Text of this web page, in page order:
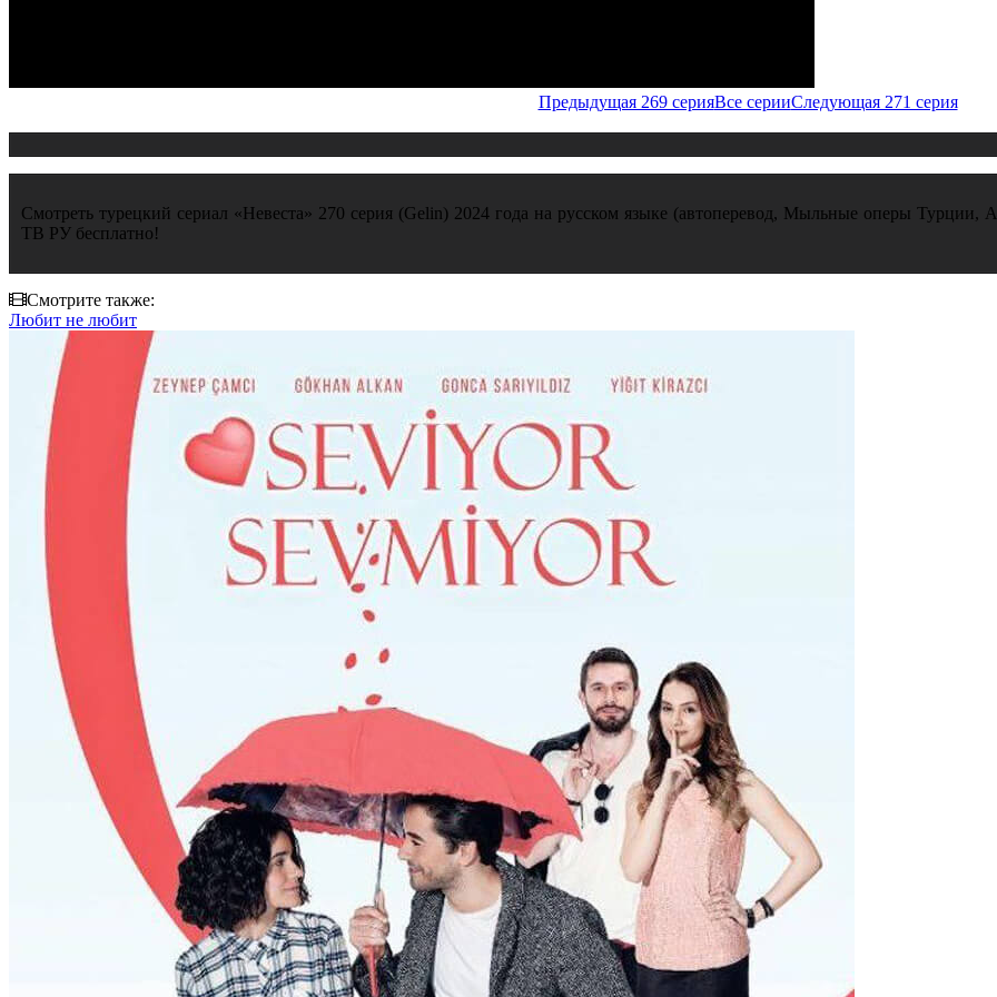
Предыдущая 269 серияВсе серииСледующая 271 серия
Смотреть турецкий сериал «Невеста» 270 серия (Gelin) 2024 года на русском языке (автоперевод, Мыльные оперы
ТВ РУ бесплатно!
Смотрите также:
Любит не любит